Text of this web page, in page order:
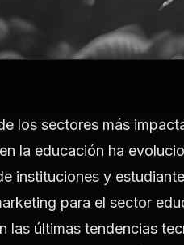
los sectores más
la educación ha
instituciones y
para el sector
las últimas tendencias